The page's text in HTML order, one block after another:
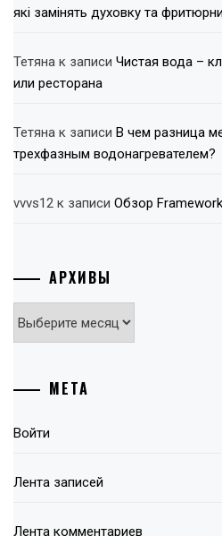
які замінять духовку та
Тетяна к записи Чистая вода –
или ресторана
Тетяна к записи В чем разница
трехфазным водонагревателем?
vvvs12 к записи Обзор
АРХИВЫ
Архивы
МЕТА
Войти
Лента записей
Лента комментариев